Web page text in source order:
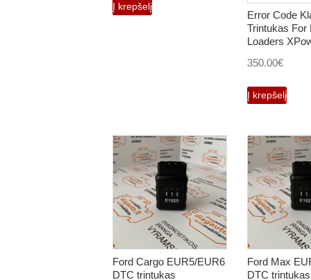
Į krepšelį
Error Code
Trintukas For
Loaders
350.00€
Į krepšelį
Ford Cargo EUR5/EUR6
DTC trintukas
Ford Max
DTC trintukas